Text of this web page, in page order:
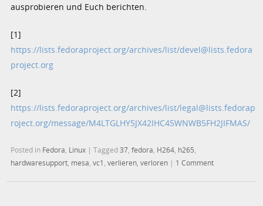
ausprobieren und Euch berichten.
[1]
https://lists.fedoraproject.org/archives/list/devel@lists.fedora
project.org
[2]
https://lists.fedoraproject.org/archives/list/legal@lists.fedorap
roject.org/message/M4LTGLHY5JX42IHC45WNWB5FH2JIFMAS/
Posted in Fedora Linux |Tagged37 ,fedora H264 h265
hardwaresupport mesa ,vc1 ,verlieren ,verloren | 1 Comment